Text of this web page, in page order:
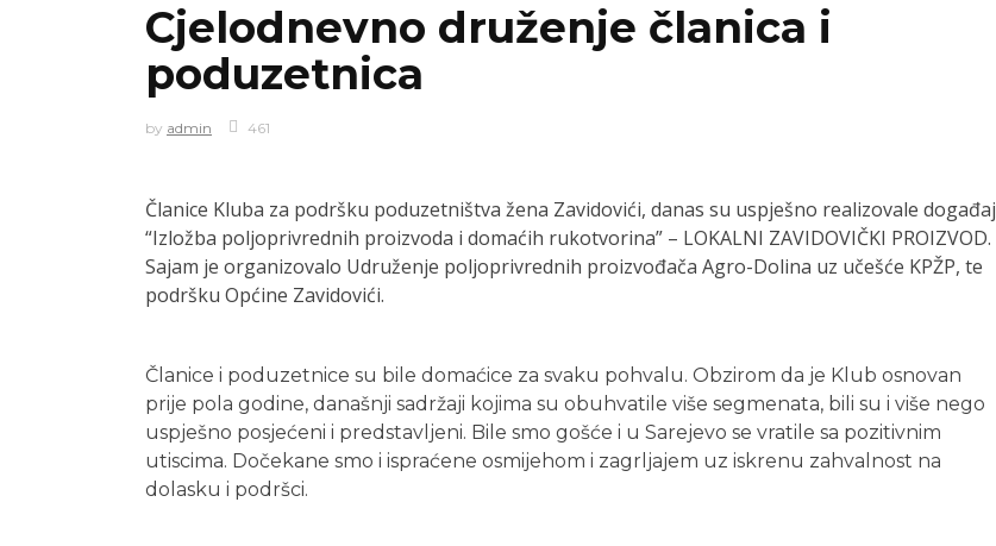
Cjelodnevno druženje članica i
poduzetnica
by admin 461
Članice Kluba za podršku poduzetništva žena Zavidovići, danas su uspješno realizovale događaj
“Izložba poljoprivrednih proizvoda i domaćih rukotvorina” – LOKALNI ZAVIDOVIČKI PROIZVOD.
Sajam je organizovalo Udruženje poljoprivrednih proizvođača Agro-Dolina uz učešće KPŽP, te
podršku Općine Zavidovići.
Članice i poduzetnice su bile domaćice za svaku pohvalu. Obzirom da je Klub osnovan
prije pola godine, današnji sadržaji kojima su obuhvatile više segmenata, bili su i više nego
uspješno posjećeni i predstavljeni. Bile smo gošće i u Sarejevo se vratile sa pozitivnim
utiscima. Dočekane smo i ispraćene osmijehom i zagrljajem uz iskrenu zahvalnost na
dolasku i podršci.